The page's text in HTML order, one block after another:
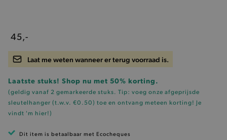
45,-
Laat me weten wanneer er terug voorraad is.
Laatste stuks! Shop nu met 50% korting.
(geldig vanaf 2 gemarkeerde stuks. Tip: voeg onze afgeprijsde
sleutelhanger (t.w.v. €0.50) toe en ontvang meteen korting! Je
vindt 'm hier!)
Dit item is betaalbaar met Ecocheques